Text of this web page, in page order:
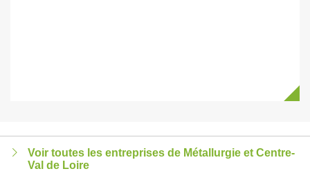
Voir toutes les entreprises de Métallurgie et Centre-
Val de Loire